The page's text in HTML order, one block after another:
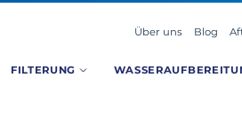
FILTERUNG
Über uns Blog